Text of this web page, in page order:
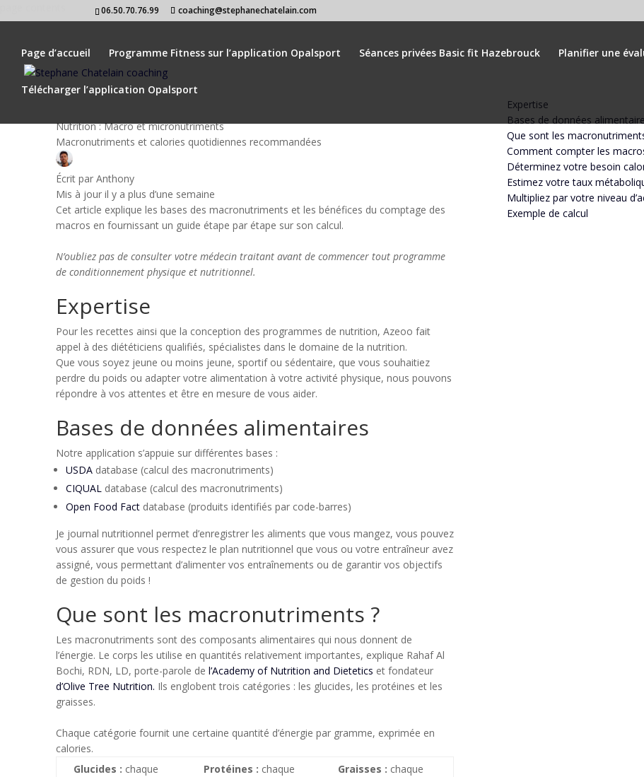
06.50.70.76.99 coaching@stephanechatelain.com
Page d’accueil Programme Fitness sur l’application Opalsport Séances privées Basic fit Hazebrouck Planifier une
Télécharger l’application Opalsport
Nutrition : Macro et micronutriments
Macronutriments et calories quotidiennes recommandées
Écrit par Anthony
Mis à jour il y a plus d’une semaine
Cet article explique les bases des macronutriments et les bénéfices du comptage des
macros en fournissant un guide étape par étape sur son calcul.
N’oubliez pas de consulter votre médecin traitant avant de commencer tout programme
de conditionnement physique et nutritionnel.
Expertise
Pour les recettes ainsi que la conception des programmes de nutrition, Azeoo fait
appel à des diététiciens qualifiés, spécialistes dans le domaine de la nutrition.
Que vous soyez jeune ou moins jeune, sportif ou sédentaire, que vous souhaitiez
perdre du poids ou adapter votre alimentation à votre activité physique, nous pouvons
répondre à vos attentes et être en mesure de vous aider.
Bases de données alimentaires
Notre application s’appuie sur différentes bases :
USDAdatabase (calcul des macronutriments)
CIQUALdatabase (calcul des macronutriments)
Open Food Factdatabase (produits identifiés par code-barres)
Je journal nutritionnel permet d’enregistrer les aliments que vous mangez, vous pouvez
vous assurer que vous respectez le plan nutritionnel que vous ou votre entraîneur avez
assigné, vous permettant d’alimenter vos entraînements ou de garantir vos objectifs
de gestion du poids !
Que sont les macronutriments ?
Les macronutriments sont des composants alimentaires qui nous donnent de
l’énergie. Le corps les utilise en quantités relativement importantes, explique Rahaf Al
Bochi, RDN, LD, porte-parole de l’Academy of Nutrition and Dietetics et fondateur
d’Olive Tree Nutrition. Ils englobent trois catégories : les glucides, les protéines et les
graisses.
Chaque catégorie fournit une certaine quantité d’énergie par gramme, exprimée en
calories.
Glucides : chaque
Protéines : chaque
Graisses : chaque
Expertise
Bases de données
Que sont les
Comment compter les
Déterminez votre besoin
Estimez votre taux
Multipliez par votre niveau
Exemple de calcul